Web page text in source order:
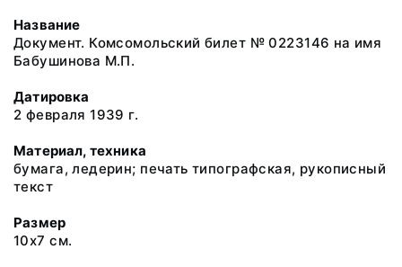
Название
Документ. Комсомольский билет № 0223146 на имя
Бабушинова М.П.
Датировка
2 февраля 1939 г.
Материал, техника
бумага, ледерин; печать типографская, рукописный
текст
Размер
10х7 см.